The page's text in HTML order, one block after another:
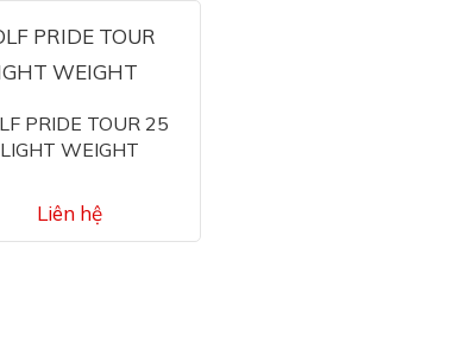
PRIDE TOUR 25
LIGHT WEIGHT
Liên hệ